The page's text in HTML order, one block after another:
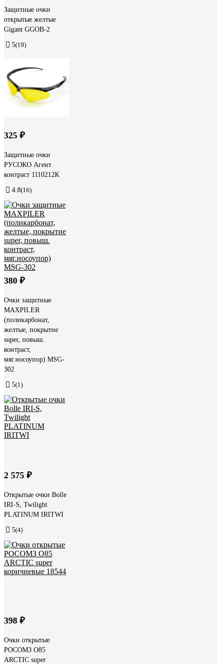
Защитные очки
открытые желтые
Gigant GGOB-2
5(19)
325 ₽
Защитные очки
РУСОКО Агент
контраст 1110212К
4.8(16)
380 ₽
Очки защитные
MAXPILER
(поликарбонат,
желтые, покрытие
super, повыш.
контраст,
мяг.носоупор) MSG-
302
5(1)
2 575 ₽
Открытые очки Bolle
IRI-S, Twilight
PLATINUM IRITWI
5(4)
398 ₽
Очки открытые
РОСОМЗ О85
ARCTIС super